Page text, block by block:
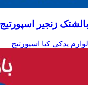
بالشتک زنجیر اسپورتیج
لوازم یدکی کیا اسپورتیج